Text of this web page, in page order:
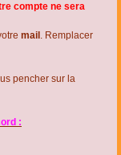
compte ne sera
mail . Remplacer
pencher sur la
: